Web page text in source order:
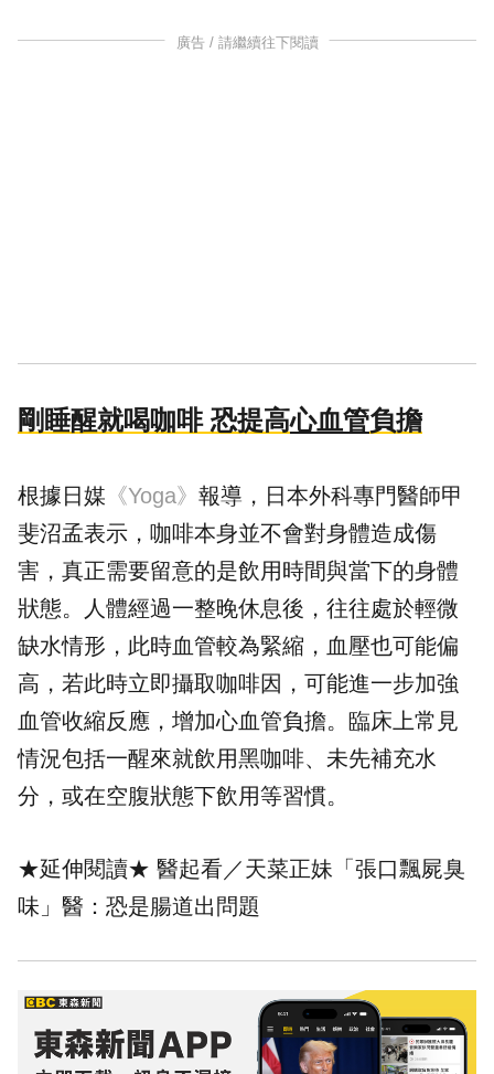
廣告 / 請繼續往下閱讀
剛睡醒就喝咖啡 恐提高心血管負擔
根據日媒 《Yoga》 報導，日本外科專門醫師甲
斐沼孟表示，咖啡本身並不會對身體造成傷
害，真正需要留意的是飲用時間與當下的身體
狀態。人體經過一整晚休息後，往往處於輕微
缺水情形，此時血管較為緊縮，血壓也可能偏
高，若此時立即攝取咖啡因，可能進一步加強
血管收縮反應，增加心血管負擔。臨床上常見
情況包括一醒來就飲用黑咖啡、未先補充水
分，或在空腹狀態下飲用等習慣。
★延伸閱讀★ 醫起看／天菜正妹「張口飄屍臭
味」醫：恐是腸道出問題